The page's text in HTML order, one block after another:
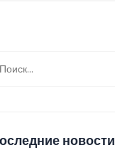
новости